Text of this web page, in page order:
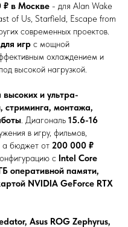
₽ в Москве - для Alan Wake
of Us, Starfield, Escape from
современных проектов.
игр с мощной
охлаждением и
высокой нагрузкой.
высоких и ультра-
стриминга, монтажа,
. Диагональ 15.6-16
в игру, фильмов,
а бюджет от 200 000 ₽
с Intel Core
оперативной памяти,
NVIDIA GeForce RTX
Asus ROG Zephyrus,